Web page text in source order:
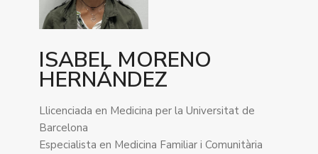
ISABEL MORENO
HERNÁNDEZ
Llicenciada en Medicina per la Universitat de
Barcelona
Especialista en Medicina Familiar i Comunitària